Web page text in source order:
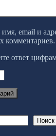
email и
комментариев.
ответ
Поиск